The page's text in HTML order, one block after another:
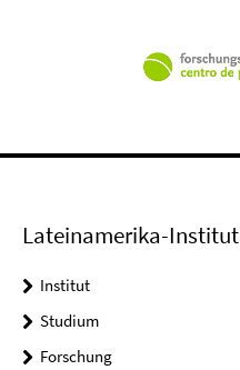
Lateinamerika-Institut
Institut
Studium
Forschung